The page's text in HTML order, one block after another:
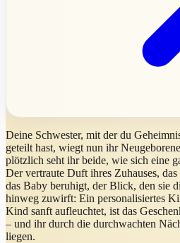
Deine Schwester, mit der du
geteilt hast, wiegt nun ihr
plötzlich seht ihr beide, wie sich eine
Der vertraute Duft ihres Zuhauses,
das Baby beruhigt, der Blick, den sie
hinweg zuwirft: Ein personalisiertes
Kind sanft aufleuchtet, ist das
– und ihr durch die durchwachten
liegen.